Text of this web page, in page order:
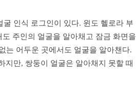
인식 로그인이 있다. 윈도 헬로라 부
주인의 얼굴을 알아채고 잠금 화면을
는 어두운 곳에서도 얼굴을 알아챈다.
지만, 쌍둥이 얼굴은 알아채지 못할 때